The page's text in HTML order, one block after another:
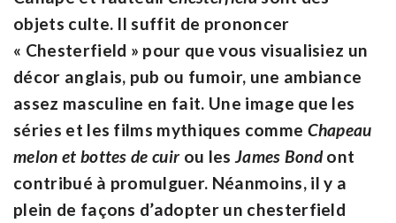
objets culte. Il suffit de prononcer
« Chesterfield » pour que vous visualisiez un
décor anglais, pub ou fumoir, une ambiance
assez masculine en fait. Une image que les
séries et les films mythiques comme Chapeau
melon et bottes de cuirou les James Bondont
contribué à promulguer. Néanmoins, il y a
plein de façons d’adopter un chesterfield